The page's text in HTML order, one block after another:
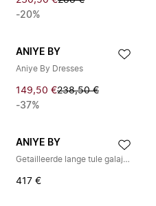
-20%
ANIYE BY
Aniye By Dresses
149,50 €238,50 €
-37%
ANIYE BY
Getailleerde lange tule galajurk met all-over paillettenborduursel en geïntegreerde slip
417 €